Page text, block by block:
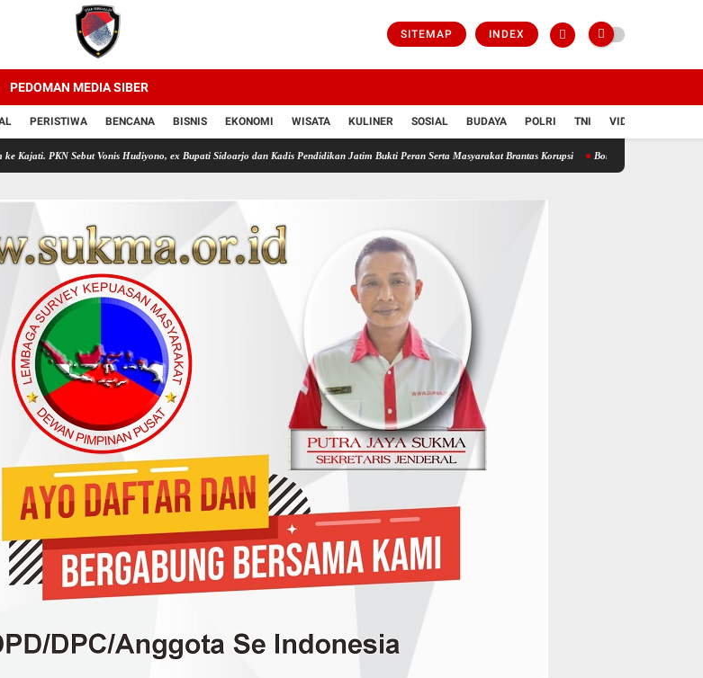
SITEMAP INDEX
PEDOMAN MEDIA SIBER
PERISTIWA BENCANA BISNIS EKONOMI WISATA KULINER SOSIAL BUDAYA POLRI TNI VIDIO
Vonis Hudiyono, ex Bupati Sidoarjo dan Kadis Pendidikan Jatim Bukti Peran Serta Masyarakat Brantas Korupsi Bongkar Sindikat Buzzer Penyebar